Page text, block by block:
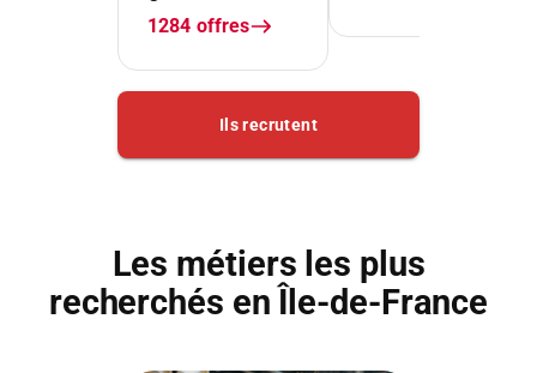
Les métiers les plus
recherchés en Île-de-France